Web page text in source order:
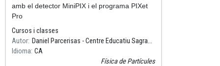
amb el detector MiniPIX i el programa PIXet
Pro
Cursos i classes
Autor
Daniel Parcerisas - Centre Educatiu Sagrada Família, Gavà
Idioma CA
Física de Partícules